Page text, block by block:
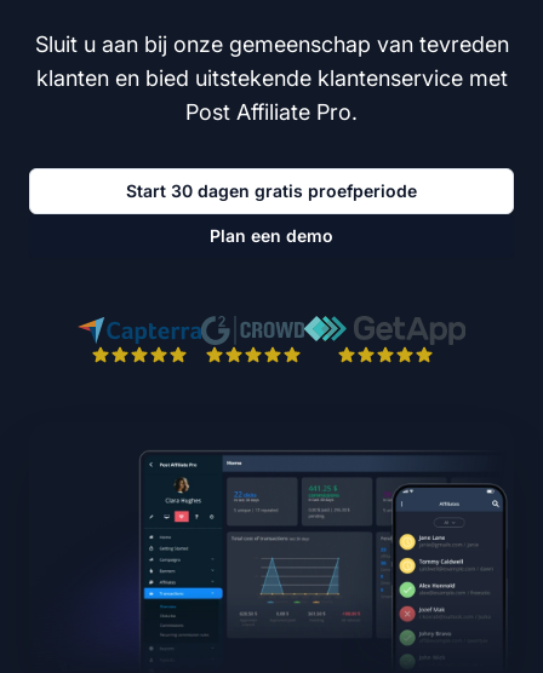
Sluit u aan bij onze gemeenschap van tevreden
klanten en bied uitstekende klantenservice met
Post Affiliate Pro.
Start 30 dagen gratis proefperiode
Plan een demo